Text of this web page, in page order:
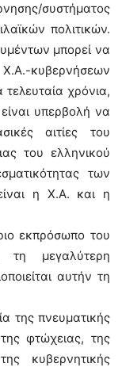
συστήματος
πολιτικών.
μπορεί να
κυβερνήσεων
χρόνια,
υπερβολή να
αιτίες του
του ελληνικού
των
η Χ.Α. και η
εκπρόσωπο του
μεγαλύτερη
αυτήν τη
της πνευματικής
φτώχειας, της
κυβερνητικής